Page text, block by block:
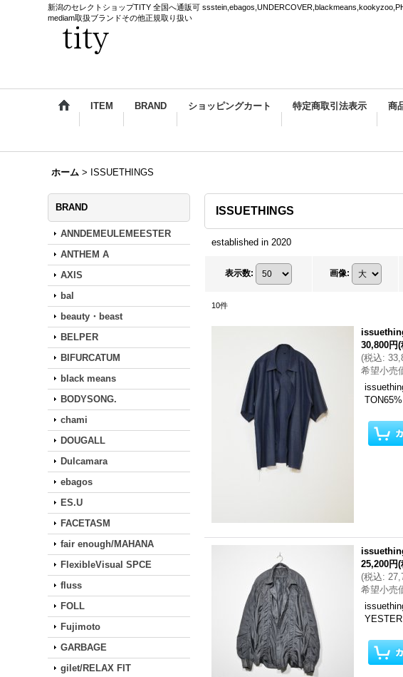
新潟のセレクトショップTITY 全国へ通販可
mediam取扱ブランドその他正規取り扱い
ITEM BRAND ショッピングカート 特定商取引法表示 商
ホーム > ISSUETHINGS
BRAND
ANNDEMEULEMEESTER
ANTHEM A
AXIS
bal
beauty・beast
BELPER
BIFURCATUM
black means
BODYSONG.
chami
DOUGALL
Dulcamara
ebagos
ES.U
FACETASM
fair enough/MAHANA
FlexibleVisual SPCE
fluss
FOLL
Fujimoto
GARBAGE
gilet/RELAX FIT
ISSUETHINGS
established in 2020
表示数: 画像:
10件
30,800円(
(税込:
希望小売
25,200円(
(税込:
希望小売